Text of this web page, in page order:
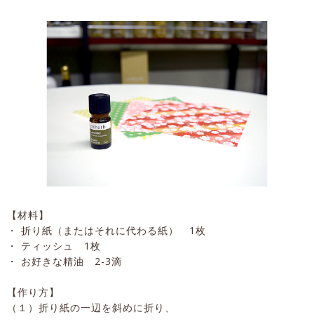
【材料】
・ 折り紙（またはそれに代わる紙） 1枚
・ ティッシュ 1枚
・ お好きな精油 2-3滴
【作り方】
（１）折り紙の一辺を斜めに折り、